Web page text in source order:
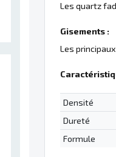
Les quartz
Gisements :
Les
Densité
Dureté
Formule